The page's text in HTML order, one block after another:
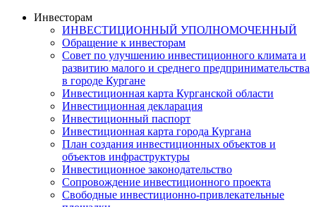
Инвесторам
ИНВЕСТИЦИОННЫЙ УПОЛНОМОЧЕННЫЙ
Обращение к инвесторам
Совет по улучшению инвестиционного климата и
развитию малого и среднего предпринимательства
в городе Кургане
Инвестиционная карта Курганской области
Инвестиционная декларация
Инвестиционный паспорт
Инвестиционная карта города Кургана
План создания инвестиционных объектов и
объектов инфраструктуры
Инвестиционное законодательство
Сопровождение инвестиционного проекта
Свободные инвестиционно-привлекательные